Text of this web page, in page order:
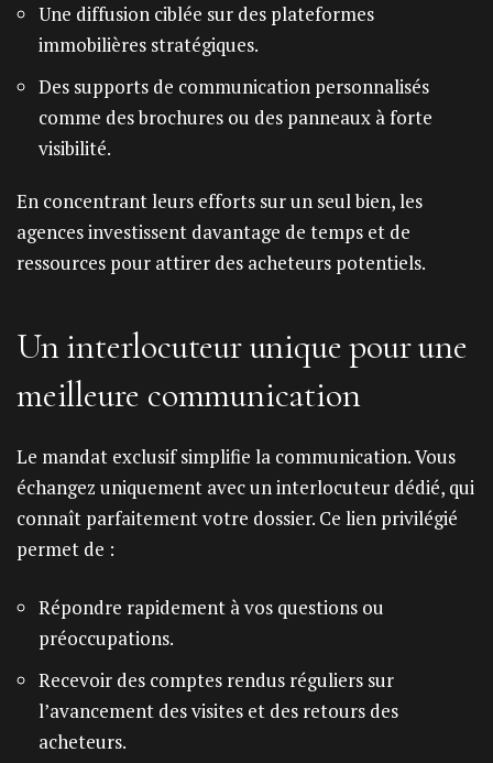
Une diffusion ciblée sur des plateformes
immobilières stratégiques.
Des supports de communication personnalisés
comme des brochures ou des panneaux à forte
visibilité.
En concentrant leurs efforts sur un seul bien, les
agences investissent davantage de temps et de
ressources pour attirer des acheteurs potentiels.
Un interlocuteur unique pour une
meilleure communication
Le mandat exclusif simplifie la communication. Vous
échangez uniquement avec un interlocuteur dédié, qui
connaît parfaitement votre dossier. Ce lien privilégié
permet de :
Répondre rapidement à vos questions ou
préoccupations.
Recevoir des comptes rendus réguliers sur
l’avancement des visites et des retours des
acheteurs.